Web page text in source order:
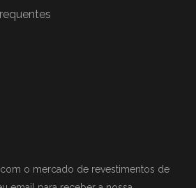
o mercado de revestimentos de